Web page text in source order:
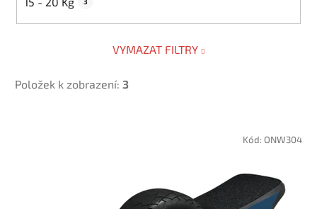
VYMAZAT FILTRY
Položek k zobrazení: 3
Kód: ONW304